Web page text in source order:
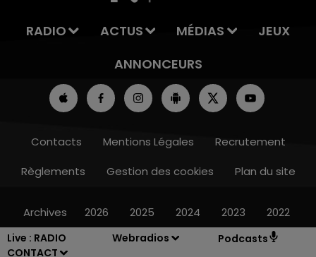
Live : RADIO
CONTACT
Webradios Podcasts
RADIO ACTUS MÉDIAS
JEUX
ANNONCEURS
Contacts Mentions Légales
Recrutement
Règlements
Gestion des cookies Plan du site
Archives 2026 2025 2024 2023 2022